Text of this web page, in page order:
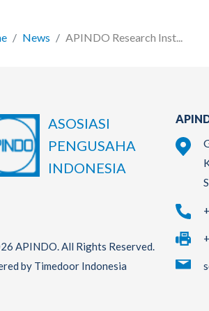
News APINDO Research Inst...
ASOSIASI
PENGUSAHA
INDONESIA
APINDO. All Rights Reserved.
by Timedoor Indonesia